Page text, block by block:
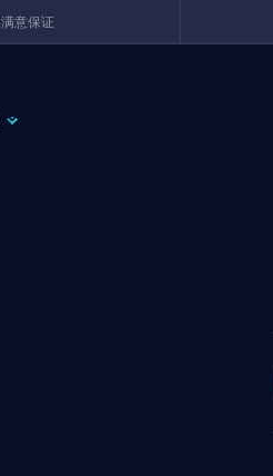
满意保证